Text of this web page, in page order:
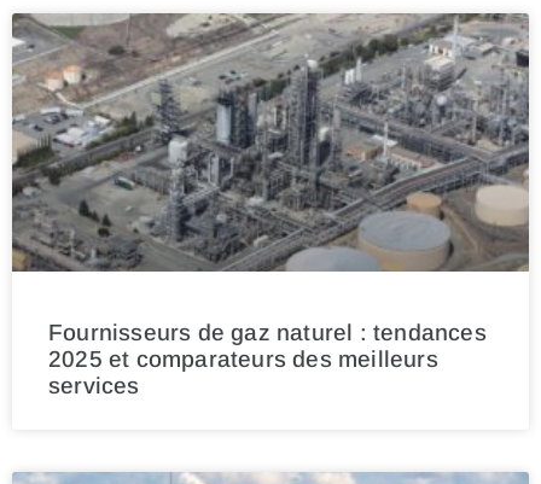
Fournisseurs de gaz naturel : tendances
2025 et comparateurs des meilleurs
services